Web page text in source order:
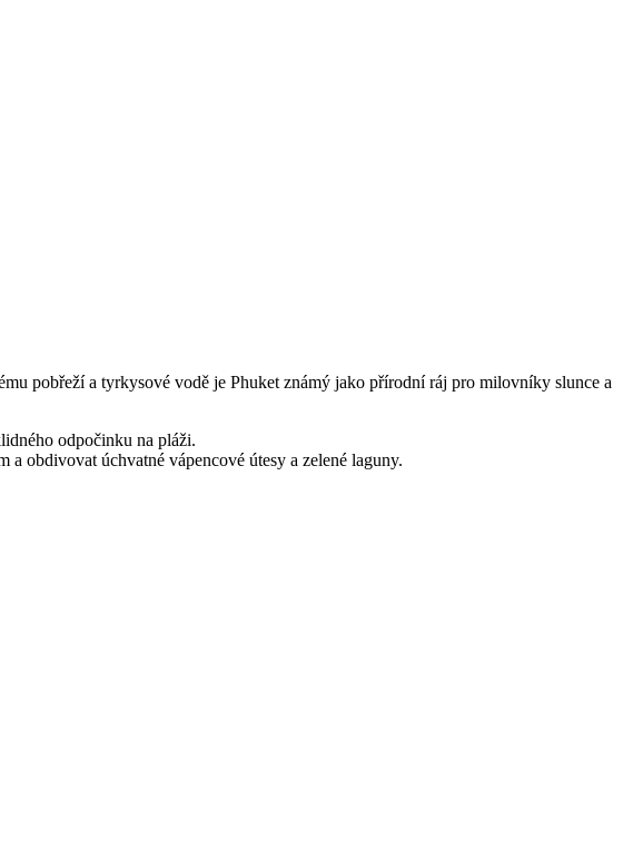
pobřeží⁢ a tyrkysové vodě⁢ je Phuket známý jako‍ přírodní ráj pro milovníky slunce a
odpočinku na pláži.
‍obdivovat úchvatné vápencové útesy a zelené laguny.